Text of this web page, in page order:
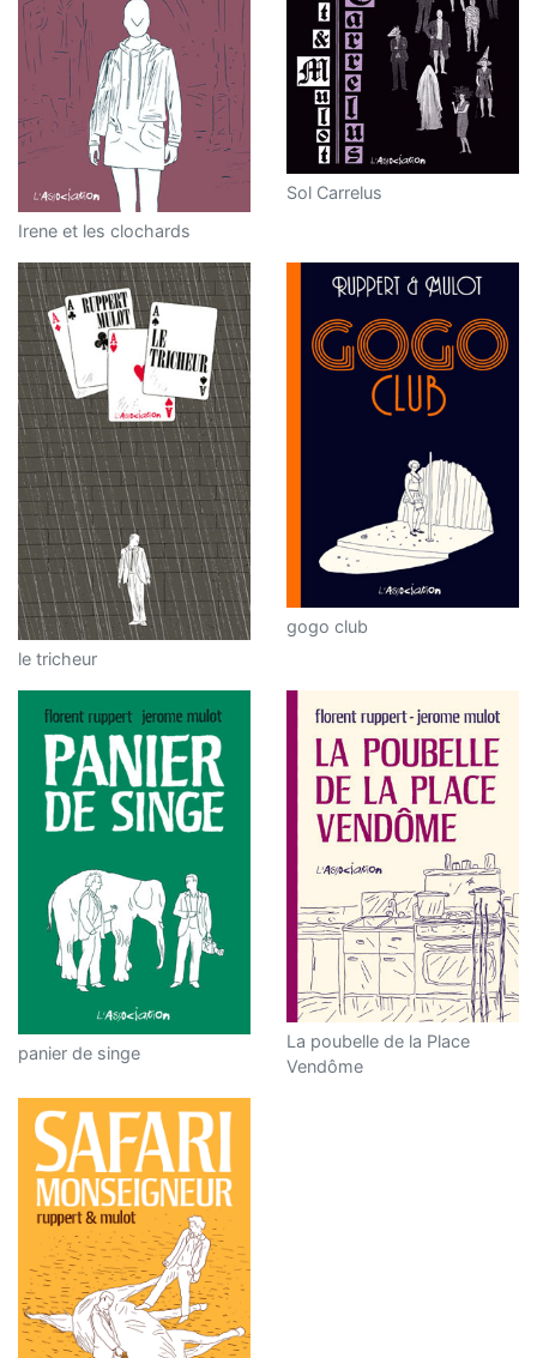
Irene et les clochards
Sol Carrelus
le tricheur
gogo club
panier de singe
La poubelle de la Place
Vendôme